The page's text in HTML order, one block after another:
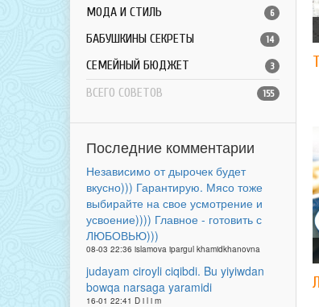
МОДА И СТИЛЬ 6
БАБУШКИНЫ СЕКРЕТЫ 14
СЕМЕЙНЫЙ БЮДЖЕТ 3
ВСЕГО СОВЕТОВ 155
Последние комментарии
Независимо от дырочек будет
вкусно))) Гарантирую. Мясо тоже
выбирайте на свое усмотрение и
усвоение)))) Главное - готовить с
ЛЮБОВЬЮ)))
08-03 22:36 islamova ipargul khamidkhanovna
judayam ciroyli ciqibdi. Bu yiyiwdan
bowqa narsaga yaramidi
16-01 22:41 D i l i m